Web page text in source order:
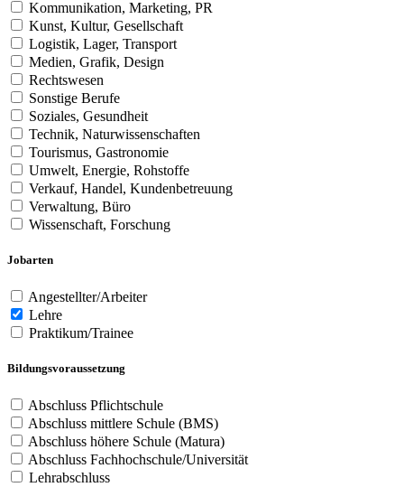
Kommunikation, Marketing, PR
Kunst, Kultur, Gesellschaft
Logistik, Lager, Transport
Medien, Grafik, Design
Rechtswesen
Sonstige Berufe
Soziales, Gesundheit
Technik, Naturwissenschaften
Tourismus, Gastronomie
Umwelt, Energie, Rohstoffe
Verkauf, Handel, Kundenbetreuung
Verwaltung, Büro
Wissenschaft, Forschung
Jobarten
Angestellter/Arbeiter
Lehre
Praktikum/Trainee
Bildungsvoraussetzung
Abschluss Pflichtschule
Abschluss mittlere Schule (BMS)
Abschluss höhere Schule (Matura)
Abschluss Fachhochschule/Universität
Lehrabschluss